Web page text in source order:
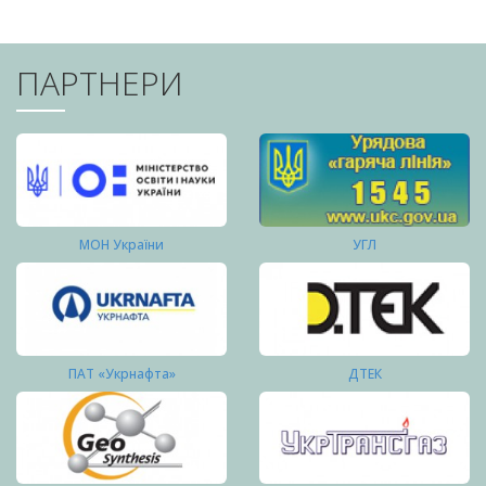
ПАРТНЕРИ
МОН України УГЛ
ПАТ «Укрнафта» ДТЕК